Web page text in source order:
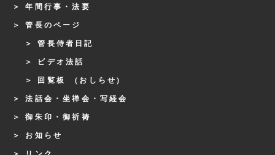
年間行事・法要
管長のページ
管長侍者日記
ビデオ法話
回覧板 (おしらせ)
法話会・坐禅会・写経会
御朱印・御祈祷
お知らせ